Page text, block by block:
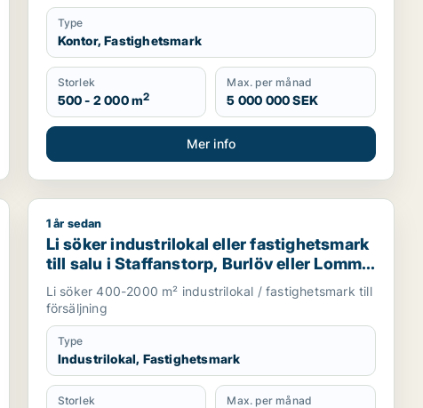
Type
Kontor, Fastighetsmark
Storlek
500 - 2 000 m2
Max. per månad
5 000 000 SEK
Mer info
eller Malmö
Li söker industrilokal eller fastighetsmark till salu i
1 år sedan
Li söker industrilokal eller fastighetsmark
till salu i Staffanstorp, Burlöv eller Lomma
m.fl.
Li söker 400-2000 m² industrilokal / fastighetsmark till
försäljning
Type
Industrilokal, Fastighetsmark
Storlek Max. per månad